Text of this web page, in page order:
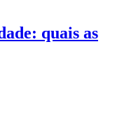
quais as